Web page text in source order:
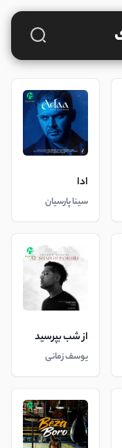
ادا
سینا پارسیان
از شب بپرسید
یوسف زمانی